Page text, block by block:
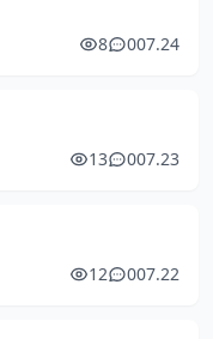
8 007.24
13 007.23
12 007.22